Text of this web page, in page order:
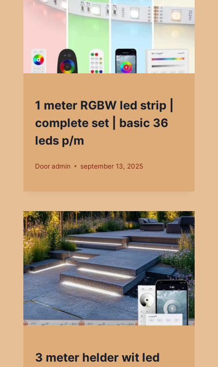
1 meter RGBW led strip |
complete set | basic 36
leds p/m
Dooradmin september 13, 2025
3 meter helder wit led